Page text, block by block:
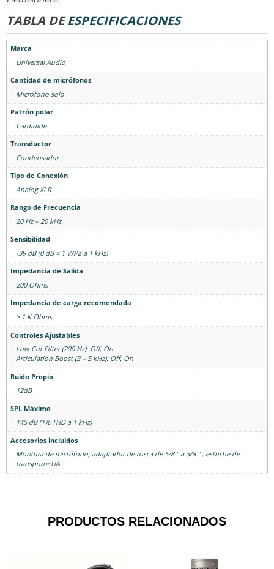
TABLA DEESPECIFICACIONES
Marca
Universal Audio
Cantidad de micrófonos
Micrófono solo
Patrón polar
Cardioide
Transductor
Condensador
Tipo de Conexión
Analog XLR
Rango de Frecuencia
20 Hz – 20 kHz
Sensibilidad
-39 dB (0 dB = 1 V/Pa a 1 kHz)
Impedancia de Salida
200 Ohms
Impedancia de carga recomendada
> 1 K Ohms
Controles Ajustables
Low Cut Filter (200 Hz): Off, On
Articulation Boost (3 – 5 kHz): Off, On
Ruido Propio
12dB
SPL Máximo
145 dB (1% THD a 1 kHz)
Accesorios incluidos
Montura de micrófono, adaptador de rosca de 5/8 ” a 3/8 ” , estuche de
transporte UA
PRODUCTOS RELACIONADOS